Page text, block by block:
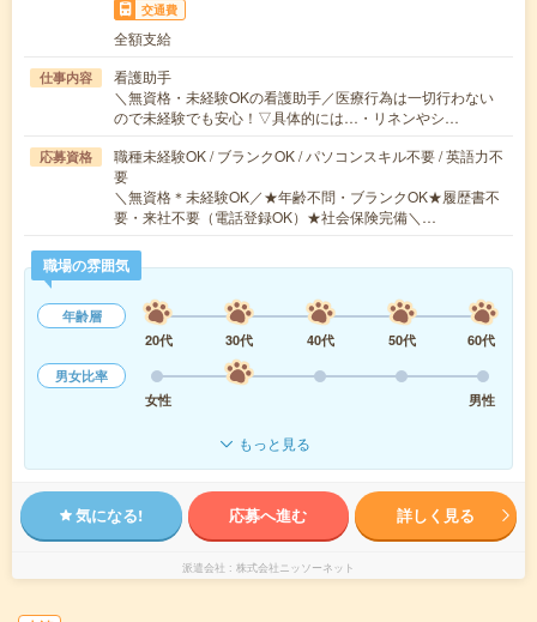
交通費
全額支給
仕事内容
看護助手
＼無資格・未経験OKの看護助手／医療行為は一切行わない
ので未経験でも安心！▽具体的には…・リネンやシ…
応募資格
職種未経験OK / ブランクOK / パソコンスキル不要 / 英語力不
要
＼無資格＊未経験OK／★年齢不問・ブランクOK★履歴書不
要・来社不要（電話登録OK）★社会保険完備＼…
職場の雰囲気
年齢層
20代
30代 40代 50代
60代
男女比率
女性
男性
もっと見る
気になる! 応募へ進む 詳しく見る
派遣会社 株式会社ニッソーネット